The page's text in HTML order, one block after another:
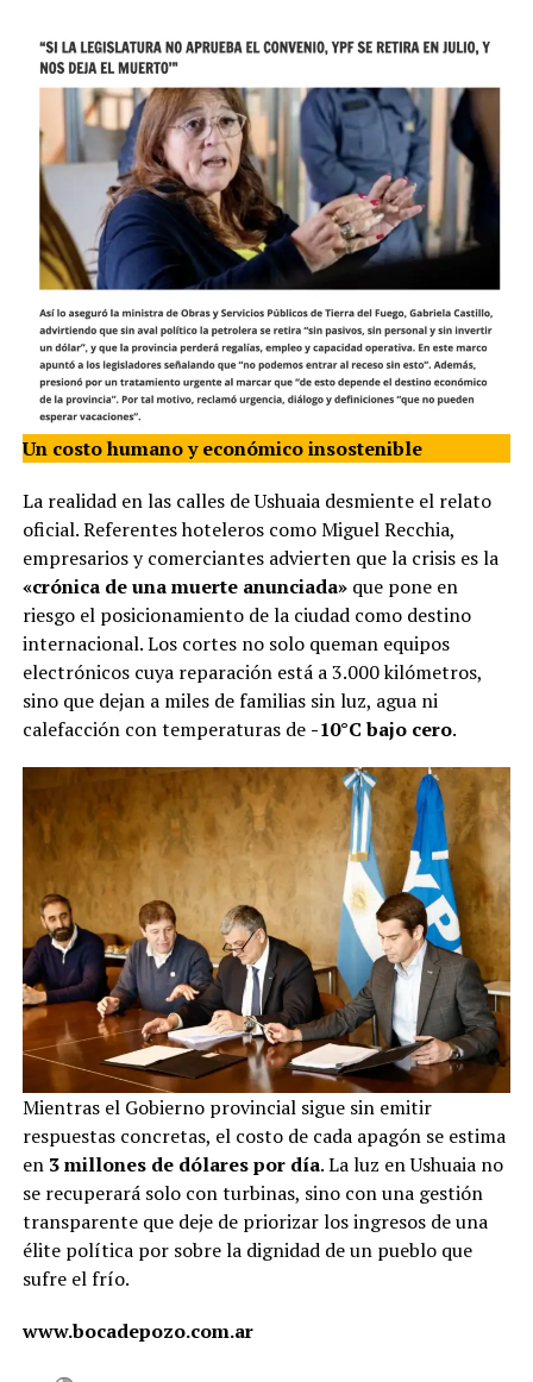
Un costo humano y económico insostenible
La realidad en las calles de Ushuaia desmiente el relato
oficial. Referentes hoteleros como Miguel Recchia,
empresarios y comerciantes advierten que la crisis es la
«crónica de una muerte anunciada»que pone en
riesgo el posicionamiento de la ciudad como destino
internacional. Los cortes no solo queman equipos
electrónicos cuya reparación está a 3.000 kilómetros,
sino que dejan a miles de familias sin luz, agua ni
calefacción con temperaturas de -10°C bajo cero.
Mientras el Gobierno provincial sigue sin emitir
respuestas concretas, el costo de cada apagón se estima
en 3 millones de dólares por día. La luz en Ushuaia no
se recuperará solo con turbinas, sino con una gestión
transparente que deje de priorizar los ingresos de una
élite política por sobre la dignidad de un pueblo que
sufre el frío.
www.bocadepozo.com.ar